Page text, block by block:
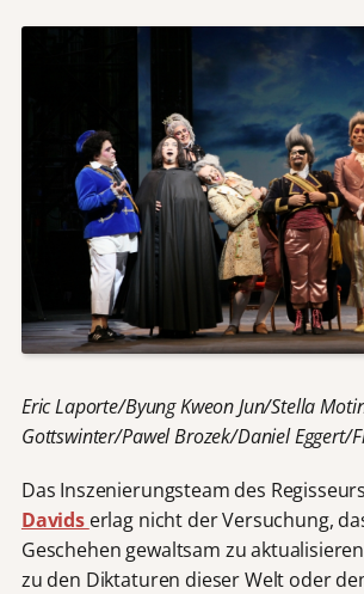
Eric Laporte/Byung Kweon Jun/Stella
Gottswinter/Pawel Brozek/Daniel Eggert/
Das Inszenierungsteam des Regisseurs
Davids erlag nicht der Versuchung,
Geschehen gewaltsam zu
zu den Diktaturen dieser Welt oder